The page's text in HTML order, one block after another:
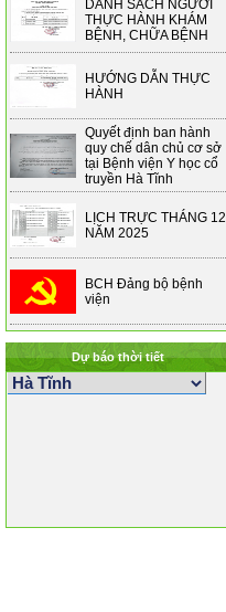
DANH SÁCH NGƯỜI
THỰC HÀNH KHÁM
BỆNH, CHỮA BỆNH
HƯỚNG DẪN THỰC
HÀNH
Quyết định ban hành
quy chế dân chủ cơ sở
tại Bệnh viện Y học cổ
truyền Hà Tĩnh
LỊCH TRỰC THÁNG 12
NĂM 2025
BCH Đảng bộ bệnh
viện
Dự báo thời tiết